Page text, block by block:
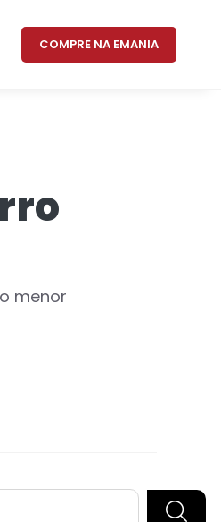
COMPRE NA EMANIA
menor